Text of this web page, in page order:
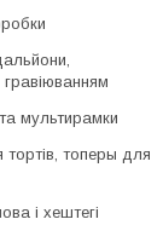
мультирамки
тортів, топеры для
і хештегі